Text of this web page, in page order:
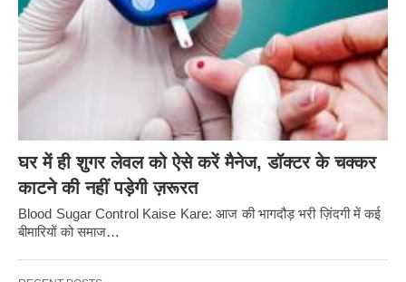
घर में ही शुगर लेवल को ऐसे करें मैनेज, डॉक्टर के चक्कर
काटने की नहीं पड़ेगी ज़रूरत
Blood Sugar Control Kaise Kare: आज की भागदौड़ भरी ज़िंदगी में कई
बीमारियों को समाज…